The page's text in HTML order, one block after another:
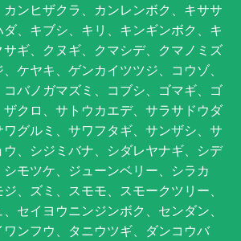
ンヒザクラ、カンレンボク、キササ
、キブシ、キリ、キンギンボク、キ
ギ、クヌギ、クマシデ、クマノミズ
ケヤキ、ゲンカイツツジ、コウゾ、
バノガマズミ、コブシ、ゴマギ、ゴ
クロ、サトウカエデ、サラサドウダ
グルミ、サワフタギ、サンザシ、サ
、シジミバナ、シダレヤナギ、シデ
モツケ、ジューンベリー、シラカ
、ズミ、スモモ、スモークツリー、
セイヨウニンジンボク、センダン、
ンフウ、タニウツギ、ダンコウバ